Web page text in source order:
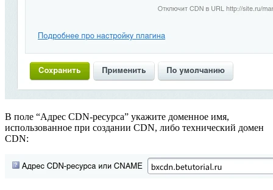
В поле “Адрес CDN-ресурса” укажите доменное имя,
использованное при создании CDN, либо технический домен
CDN: